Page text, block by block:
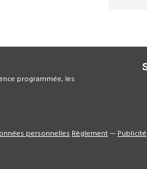
programmée, les
personnellesRèglement—Publicité